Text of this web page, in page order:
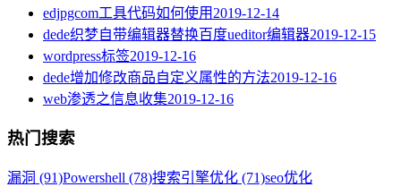
edjpgcom工具代码如何使用 2019-12-14
dede织梦自带编辑器替换百度ueditor编辑器2019-12-15
wordpress标签2019-12-16
dede增加修改商品自定义属性的方法2019-12-16
web渗透之信息收集2019-12-16
热门搜索
漏洞 (91)Powershell (78)搜索引擎优化 (71)seo优化